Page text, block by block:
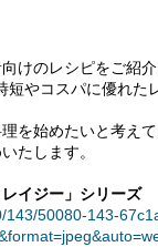
けのレシピをご紹
短やコスパに優れた
を始めたいと考え
たします。
イジー」シリーズ
50080-143-